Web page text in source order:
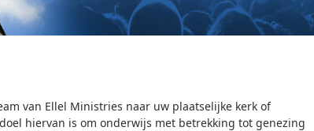
van Ellel Ministries naar uw plaatselijke kerk of
hiervan is om onderwijs met betrekking tot genezing